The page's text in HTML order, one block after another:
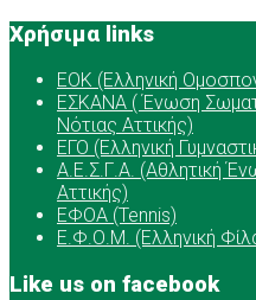
Χρήσιμα links
ΕOK (Ελληνική
ΕΣΚΑΝΑ ( Ένωση
Νότιας Αττικής)
ΕΓΟ (Ελληνική
Α.Ε.Σ.Γ.Α. (Αθλητική
Αττικής)
ΕΦΟΑ (Tennis)
Ε.Φ.Ο.Μ. (Ελληνική
Like us on facebook